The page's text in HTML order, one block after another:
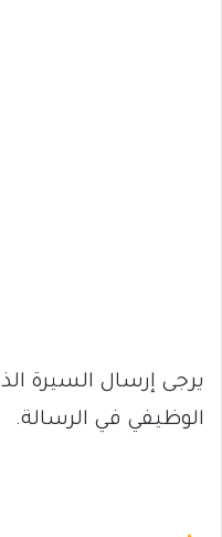
يرجى إرسال السيرة
الوظيفي في الرسالة.